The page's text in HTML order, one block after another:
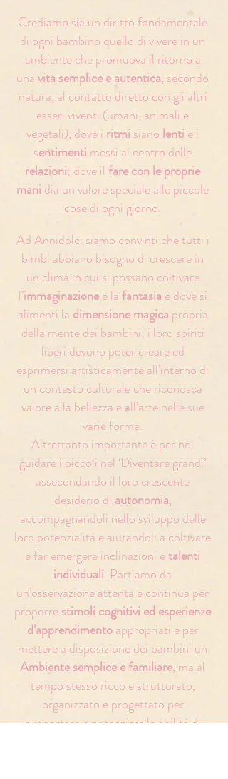
Crediamo sia un diritto fondamentale
di ogni bambino quello di vivere in un
ambiente che promuova il ritorno a
unavita semplice e autentica, secondo
natura, al contatto diretto con gli altri
esseri viventi (umani, animali e
vegetali), dove i ritmi siano lenti e i
sentimenti messi al centro delle
relazioni; dove il fare con le proprie
mani dia un valore speciale alle piccole
cose di ogni giorno.
Ad Annidolci siamo convinti che tutti i
bimbi abbiano bisogno di crescere in
un clima in cui si possano coltivare
l’immaginazionee la fantasia e dove si
alimenti la dimensione magica propria
della mente dei bambini; i loro spiriti
liberi devono poter creare ed
esprimersi artisticamente all’interno di
un contesto culturale che riconosca
valore alla bellezza e all’arte nelle sue
varie forme.
Altrettanto importante è per noi
guidare i piccoli nel ‘Diventare grandi’
assecondando il loro crescente
desiderio di autonomia,
accompagnandoli nello sviluppo delle
loro potenzialità e aiutandoli a coltivare
e far emergere inclinazioni etalenti
individuali. Partiamo da
un’osservazione attenta e continua per
proporrestimoli cognitivi ed esperienze
d’apprendimentoappropriati e per
mettere a disposizione dei bambini un
Ambiente semplice e familiare, ma al
tempo stesso ricco e strutturato,
organizzato e progettato per
supportare e potenziare le abilità di